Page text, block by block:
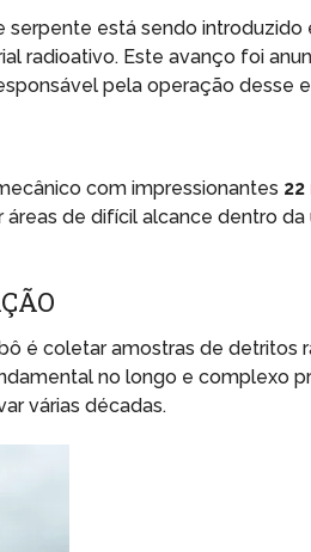
está sendo introduzido
radioativo. Este avanço foi
pela operação desse
com impressionantes
de difícil alcance dentro da
é coletar amostras de detritos
no longo e complexo
várias décadas.